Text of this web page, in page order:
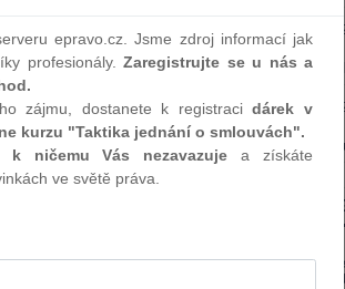
2011 — Evropská komise v.
smluv
Vnosy
soudu a
epravo.cz. Jsme zdroj informací jak
profesionály.Zaregistrujte se u nás a
zájmu, dostanete k registracidárek v
kurzu "Taktika jednání o smlouvách".
k ničemu Vás nezavazuje a získáte
ve světě práva.